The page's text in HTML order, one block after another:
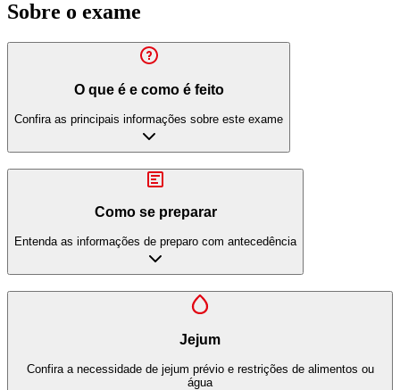
Sobre o exame
O que é e como é feito
Confira as principais informações sobre este exame
Como se preparar
Entenda as informações de preparo com antecedência
Jejum
Confira a necessidade de jejum prévio e restrições de alimentos ou
água